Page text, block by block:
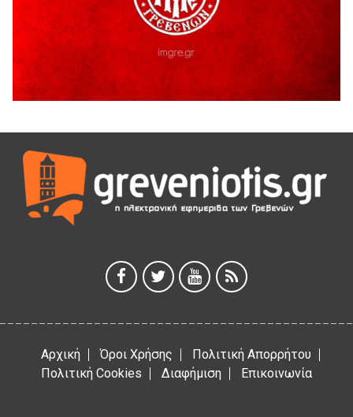
Ευχαριστήριο Εκπολιτιστικού Συλλόγου Ταξιάρχη προς κ.
Παρασχάκη Αθανάσιο
5 Αυγούστου 2026
Διακοπή υδροδότησης του Α΄ κλάδου ύδρευσης
5 Αυγούστου 2026
Θερινό Σινεμά στο πλαίσιο του «Πολιτιστικού
Καλοκαιριού 2026» με την βραβευμένη ταινία «Μικρές
Ανάσες».
5 Αυγούστου 2026
5 Αυγούστου 2026
Αρχική Όροι Χρήσης
Πολιτική Απορρήτου
Πολιτική Cookies
Διαφήμιση Επικοινωνία